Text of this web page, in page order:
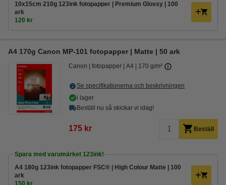
10x15cm 210g 123ink fotopapper | Premium Glossy | 100
ark
120 kr
A4 170g Canon MP-101 fotopapper | Matte | 50 ark
Canon fotopapper A4 170 g/m²
Se specifikationerna och beskrivningen
i lager
Beställ nu så skickar vi idag!
175 kr Beställ
Spara med varumärket 123ink!
A4 180g 123ink fotopapper FSC® | High Colour Matte | 100
ark
150 kr